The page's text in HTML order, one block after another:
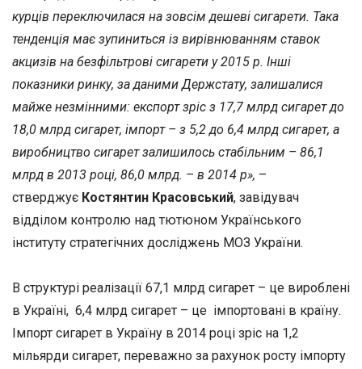
курців переключилася на зовсім дешеві сигарети. Така
тенденція має зупиниться із вирівнюванням ставок
акцизів на безфільтрові сигарети у 2015 р. Інші
показники ринку, за даними Держстату, залишалися
майже незмінними: експорт зріс з 17,7 млрд сигарет до
18,0 млрд сигарет, імпорт – з 5,2 до 6,4 млрд сигарет, а
виробництво сигарет залишилось стабільним – 86,1
млрд в 2013 році, 86,0 млрд. – в 2014 р», –
стверджує Костянтин Красовський, завідувач
відділом контролю над тютюном Українського
інституту стратегічних досліджень МОЗ України.
В структурі реалізації 67,1 млрд сигарет – це вироблені
в Україні, 6,4 млрд сигарет – це імпортовані в країну.
Імпорт сигарет в Україну в 2014 році зріс на 1,2
мільярди сигарет, переважно за рахунок росту імпорту